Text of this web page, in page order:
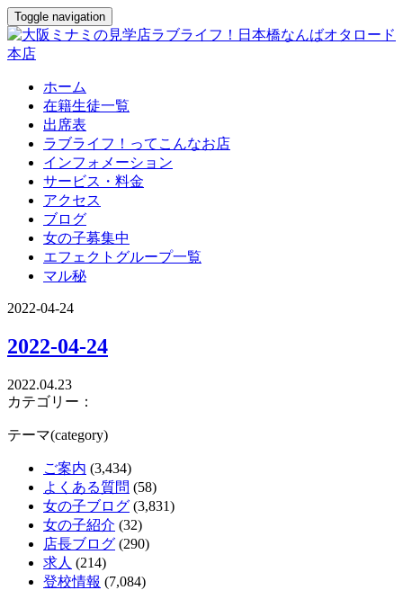
Toggle navigation
ホーム
在籍生徒一覧
出席表
ラブライフ！ってこんなお店
インフォメーション
サービス・料金
アクセス
ブログ
女の子募集中
エフェクトグループ一覧
マル秘
2022-04-24
2022-04-24
2022.04.23
カテゴリー：
テーマ(category)
ご案内 (3,434)
よくある質問 (58)
女の子ブログ (3,831)
女の子紹介 (32)
店長ブログ (290)
求人 (214)
登校情報 (7,084)